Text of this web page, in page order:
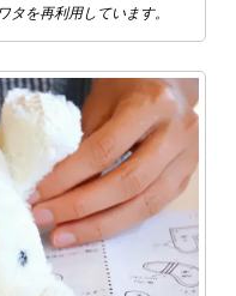
タを再利用しています。